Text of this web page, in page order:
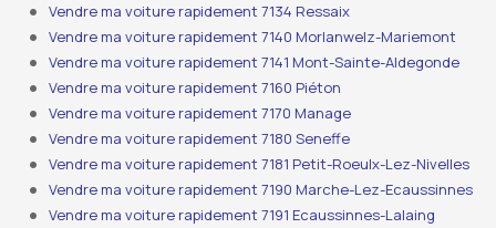
Vendre ma voiture rapidement 7134 Ressaix
Vendre ma voiture rapidement 7140 Morlanwelz-Mariemont
Vendre ma voiture rapidement 7141 Mont-Sainte-Aldegonde
Vendre ma voiture rapidement 7160 Piéton
Vendre ma voiture rapidement 7170 Manage
Vendre ma voiture rapidement 7180 Seneffe
Vendre ma voiture rapidement 7181 Petit-Roeulx-Lez-Nivelles
Vendre ma voiture rapidement 7190 Marche-Lez-Ecaussinnes
Vendre ma voiture rapidement 7191 Ecaussinnes-Lalaing